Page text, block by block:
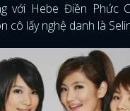
với Hebe Điền Phức
cô lấy nghệ danh là